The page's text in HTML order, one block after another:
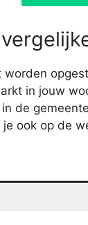
in jouw
de gemeente
ook op de